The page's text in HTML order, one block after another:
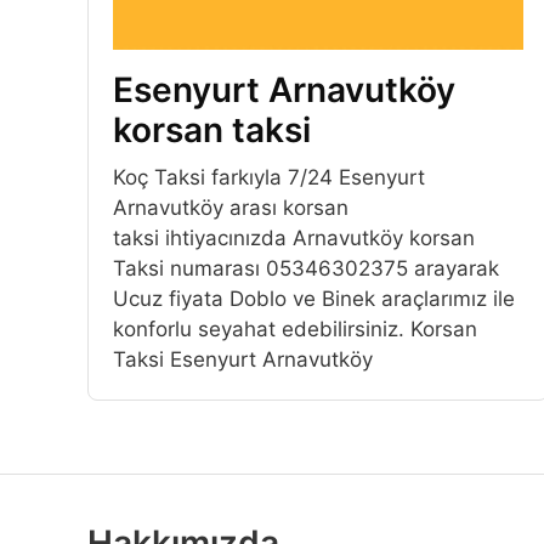
Esenyurt Arnavutköy
korsan taksi
Koç Taksi farkıyla 7/24 Esenyurt
Arnavutköy arası korsan
taksi ihtiyacınızda Arnavutköy korsan
Taksi numarası 05346302375 arayarak
Ucuz fiyata Doblo ve Binek araçlarımız ile
konforlu seyahat edebilirsiniz. Korsan
Taksi Esenyurt Arnavutköy